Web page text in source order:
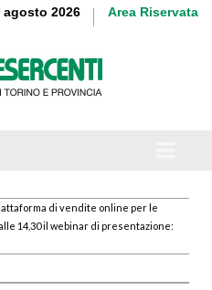
agosto 2026 Area Riservata
di vendite online per le
14,30 il webinar di presentazione: